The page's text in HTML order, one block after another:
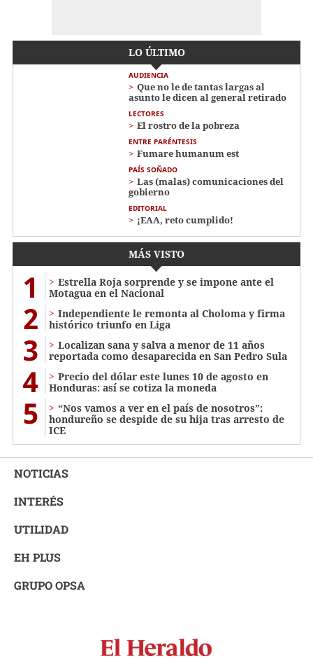
LO ÚLTIMO
AUDIENCIA
Que no le de tantas largas al
asunto le dicen al general retirado
LECTORES
El rostro de la pobreza
ENTRE PARÉNTESIS
Fumare humanum est
PAÍS SOÑADO
Las (malas) comunicaciones del
gobierno
EDITORIAL
¡EAA, reto cumplido!
MÁS VISTO
1
Estrella Roja sorprende y se impone ante el
Motagua en el Nacional
2
Independiente le remonta al Choloma y firma
histórico triunfo en Liga
3
Localizan sana y salva a menor de 11 años
reportada como desaparecida en San Pedro Sula
4
Precio del dólar este lunes 10 de agosto en
Honduras: así se cotiza la moneda
5
“Nos vamos a ver en el país de nosotros”:
hondureño se despide de su hija tras arresto de
ICE
NOTICIAS
INTERÉS
UTILIDAD
EH PLUS
GRUPO OPSA